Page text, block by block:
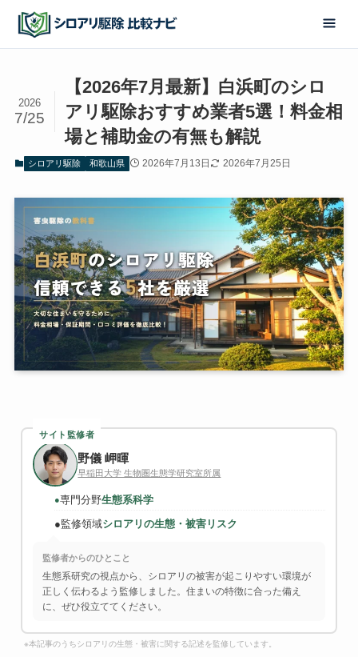
【2026年7月最新】白浜町のシロ
アリ駆除おすすめ業者5選！料金相
場と補助金の有無も解説
2026
7/25
シロアリ駆除 和歌山県 2026年7月13日 2026年7月25日
サイト監修者
野儀 岬暉
早稲田大学 生物圏生態学研究室所属
●専門分野生態系科学
●監修領域シロアリの生態・被害リスク
監修者からのひとこと
生態系研究の視点から、シロアリの被害が起こりやすい環境が
正しく伝わるよう監修しました。住まいの特徴に合った備え
に、ぜひ役立ててください。
※本記事のうちシロアリの生態・被害に関する記述を監修しています。